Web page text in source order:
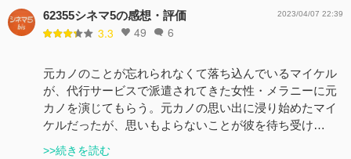
62355シネマ5の感想・評価
3.3 49 6
2023/04/07 22:39
元カノのことが忘れられなくて落ち込んでいるマイケル
が、代行サービスで派遣されてきた女性・メラニーに元
カノを演じてもらう。元カノの思い出に浸り始めたマイ
ケルだったが、思いもよらないことが彼を待ち受け…
>>続きを読む